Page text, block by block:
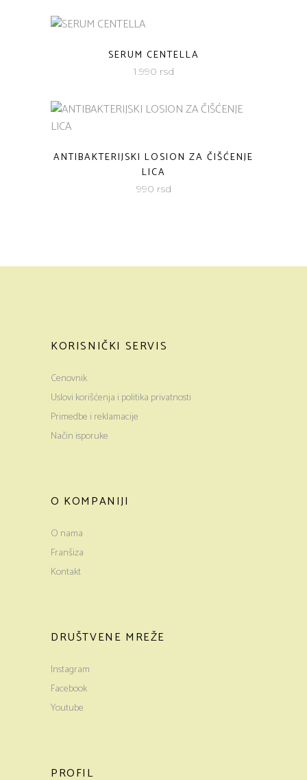
SERUM CENTELLA
1.990 rsd
ANTIBAKTERIJSKI LOSION ZA ČIŠĆENJE
LICA
990 rsd
KORISNIČKI SERVIS
Cenovnik
Uslovi korišćenja i politika privatnosti
Primedbe i reklamacije
Način isporuke
O KOMPANIJI
O nama
Franšiza
Kontakt
DRUŠTVENE MREŽE
Instagram
Facebook
Youtube
PROFIL